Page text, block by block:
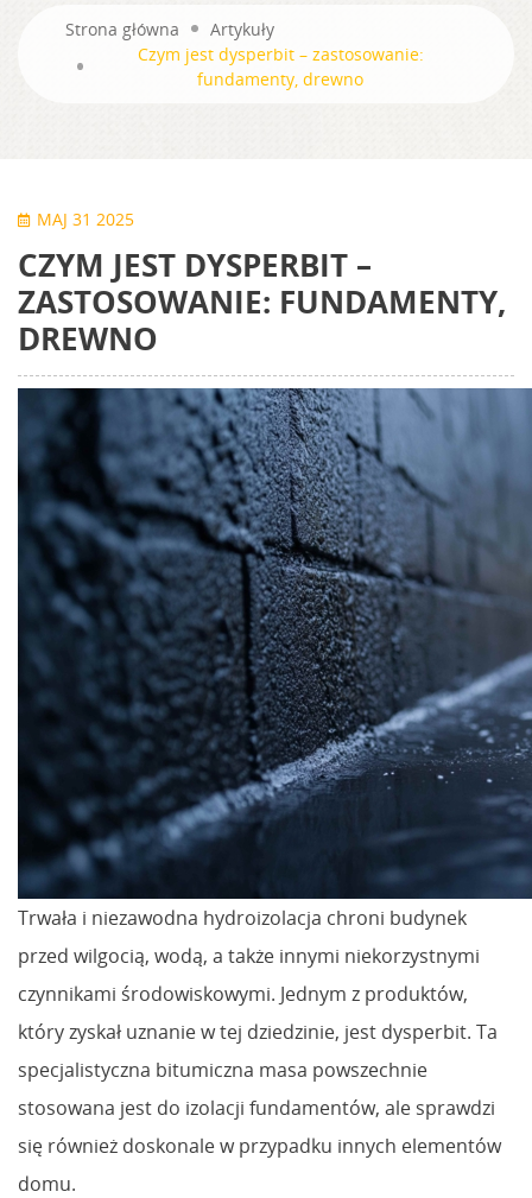
Strona główna
Artykuły
Czym jest dysperbit – zastosowanie:
fundamenty, drewno
MAJ 31 2025
CZYM JEST DYSPERBIT –
ZASTOSOWANIE: FUNDAMENTY,
DREWNO
Trwała i niezawodna hydroizolacja chroni budynek
przed wilgocią, wodą, a także innymi niekorzystnymi
czynnikami środowiskowymi. Jednym z produktów,
który zyskał uznanie w tej dziedzinie, jest dysperbit. Ta
specjalistyczna bitumiczna masa powszechnie
stosowana jest do izolacji fundamentów, ale sprawdzi
się również doskonale w przypadku innych elementów
domu.